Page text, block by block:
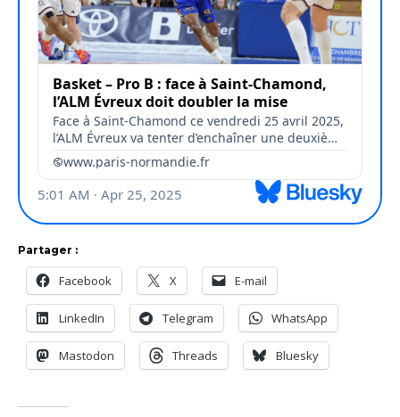
Partager :
Facebook X E-mail
LinkedIn Telegram WhatsApp
Mastodon Threads Bluesky